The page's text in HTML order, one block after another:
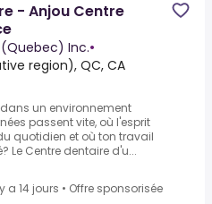
- Anjou Centre
Inc.•
region), QC, CA
un environnement
passent vite, où l'esprit
quotidien et où ton travail
Le Centre dentaire d'u...
a 14 jours • Offre sponsorisée